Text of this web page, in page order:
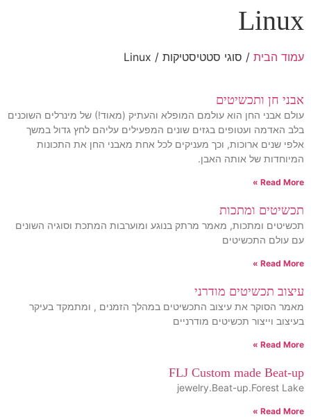
Linux
עמוד הבית / סוגי סטטיסטיקות / Linux
אבני חן ותכשיטים
עולם אבני החן הוא עולמם המופלא והעתיק (מאוד!) של מינרלים השוכנים
בלב האדמה ועטופים בגזים שונים המפעילים עליהם לחץ גדול במשך
אלפי שנים ארוכות, וכך מעניקים לכל אחת מאבני החן את התכונות
המיוחדות של אותה האבן.
Read More »
תכשיטים ומתכות
תכשיטים ומתכות, מאמר מרתק בנוגע ומוערבות המתכת וסוגיה השונים
עם עולם התכשיטים
Read More »
עיצוב תכשיטים מודרני
מאמר הסוקר את עיצוב התכשיטים במהלך הזמנים , ומתמקד בעיקר
בעיצוב וייצור תכשיטים מודרניים
Read More »
FLJ Custom made Beat-up
jewelry.Beat-up.Forest Lake
Read More »